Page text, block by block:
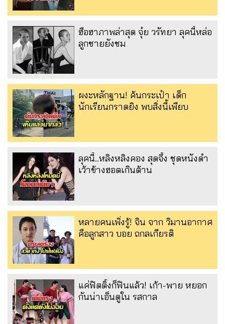
ฮือฮาภาพล่าสุด จุ๋ย วรัทยา ลุคนี้หล่อ
ลูกชายยังชม
ผงะหลักฐาน! ค้นกระเป๋า เด็ก
นักเรียนกราดยิง พบสิ่งนี้เพียบ
ลุคนี้..หลิงหลิงคอง สุดจึ้ง ชุดหนังดำ
เว้าข้างฮอตเกินต้าน
หลายคนเพิ่งรู้! จิน จาก วิมานอากาศ
คือลูกสาว บอย ถกลเกียรติ
แค่ฟิตติ้งก็ฟินแล้ว! เก้า-พาย หยอก
กันน่าเอ็นดูใน รสกาล